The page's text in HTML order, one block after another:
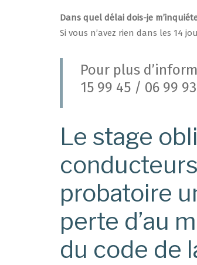
Dans quel délai dois-je
Si vous n’avez rien dans les 14
Pour plus
15 99 45 / 06 99 93
Le stage
probatoire
perte d’au
du code de